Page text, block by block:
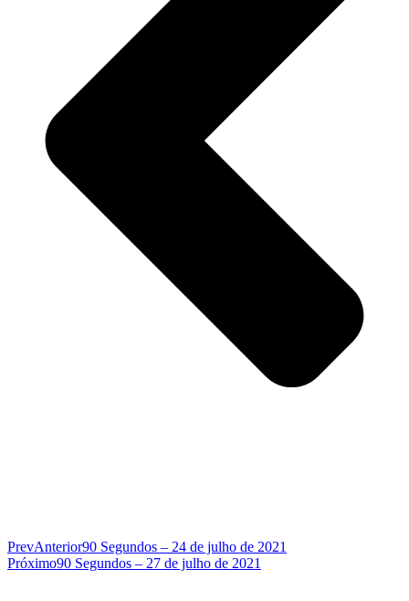
PrevAnterior90 Segundos – 24 de julho de 2021
Próximo90 Segundos – 27 de julho de 2021